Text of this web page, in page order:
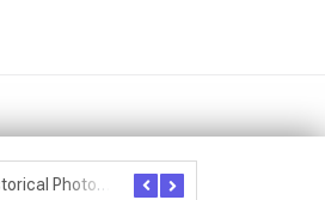
Exploring Historical Photos – Postcard from the Kwantung Army